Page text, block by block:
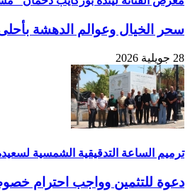
سحر الخيال وعوالم الدهشة بأحلى
28 جويلية 2026
ترميم الساعة التدقيقية الشمسية
دعوة للتثمين وواجب احترام